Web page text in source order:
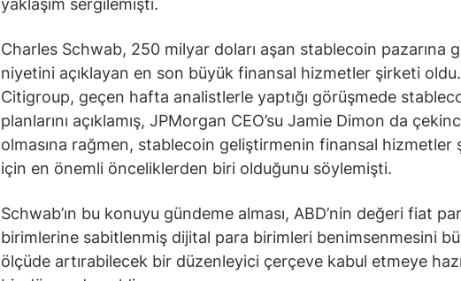
Charles Schwab, 250 milyar doları aşan stablecoin pazarına
niyetini açıklayan en son büyük finansal hizmetler şirketi oldu.
Citigroup, geçen hafta analistlerle yaptığı görüşmede
planlarını açıklamış, JPMorgan CEO’su Jamie Dimon da
olmasına rağmen, stablecoin geliştirmenin finansal hizmetler
için en önemli önceliklerden biri olduğunu söylemişti.
Schwab’ın bu konuyu gündeme alması, ABD’nin değeri fiat
birimlerine sabitlenmiş dijital para birimleri benimsenmesini
ölçüde artırabilecek bir düzenleyici çerçeve kabul etmeye